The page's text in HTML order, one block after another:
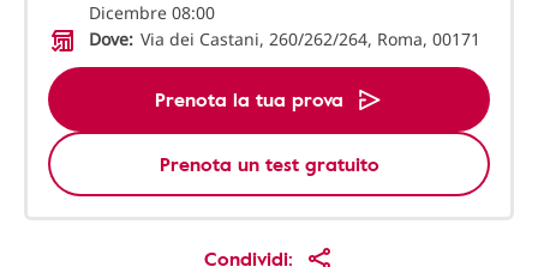
Dicembre 08:00
Dove: Via dei Castani, 260/262/264, Roma, 00171
Prenota la tua prova
Prenota un test gratuito
Condividi: